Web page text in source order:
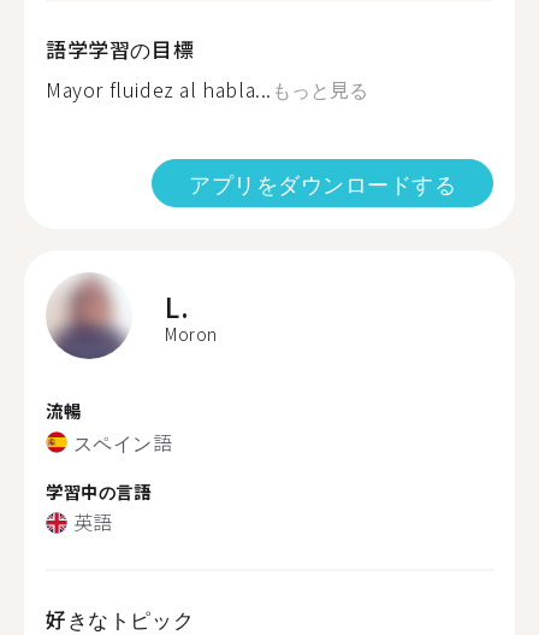
語学学習の目標
Mayor fluidez al habla... もっと見る
アプリをダウンロードする
L.
Moron
流暢
スペイン語
学習中の言語
英語
好きなトピック